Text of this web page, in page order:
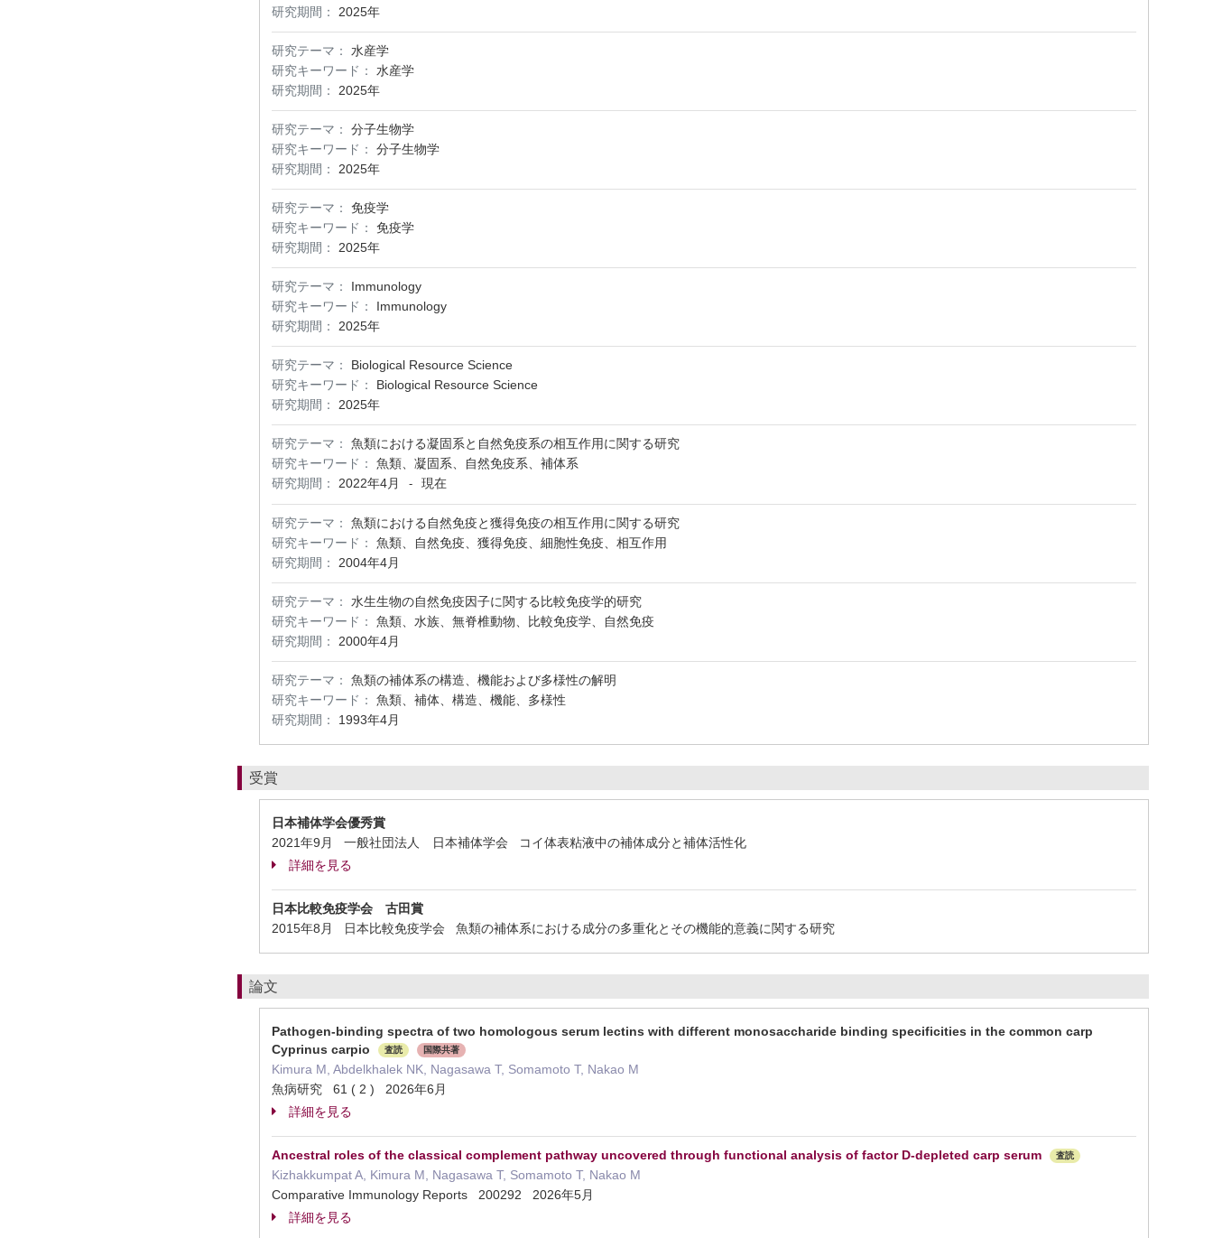
研究期間：
2025年
研究テーマ：
水産学
研究キーワード：
水産学
研究期間：
2025年
研究テーマ：
分子生物学
研究キーワード：
分子生物学
研究期間：
2025年
研究テーマ：
免疫学
研究キーワード：
免疫学
研究期間：
2025年
研究テーマ：
Immunology
研究キーワード：
Immunology
研究期間：
2025年
研究テーマ：
Biological Resource Science
研究キーワード：
Biological Resource Science
研究期間：
2025年
研究テーマ：
魚類における凝固系と自然免疫系の相互作用に関する研究
研究キーワード：
魚類、凝固系、自然免疫系、補体系
研究期間：
2022年4月 - 現在
研究テーマ：
魚類における自然免疫と獲得免疫の相互作用に関する研究
研究キーワード：
魚類、自然免疫、獲得免疫、細胞性免疫、相互作用
研究期間：
2004年4月
研究テーマ：
水生生物の自然免疫因子に関する比較免疫学的研究
研究キーワード：
魚類、水族、無脊椎動物、比較免疫学、自然免疫
研究期間：
2000年4月
研究テーマ：
魚類の補体系の構造、機能および多様性の解明
研究キーワード：
魚類、補体、構造、機能、多様性
研究期間：
1993年4月
受賞
日本補体学会優秀賞
2021年9月 一般社団法人 日本補体学会 コイ体表粘液中の補体成分と補体活性化
詳細を見る
日本比較免疫学会 古田賞
2015年8月 日本比較免疫学会 魚類の補体系における成分の多重化とその機能的意義に関する研究
論文
Pathogen-binding spectra of two homologous serum lectins with different monosaccharide binding specificities in the common carp
Cyprinus carpio
査読 国際共著
Kimura M, Abdelkhalek NK, Nagasawa T, Somamoto T, Nakao M
魚病研究 61 ( 2 ) 2026年6月
詳細を見る
Ancestral roles of the classical complement pathway uncovered through functional analysis of factor D-depleted carp serum 査読
Kizhakkumpat A, Kimura M, Nagasawa T, Somamoto T, Nakao M
Comparative Immunology Reports 200292 2026年5月
詳細を見る